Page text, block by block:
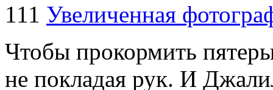
111 Увеличенная
Чтобы прокормить
не покладая рук. И